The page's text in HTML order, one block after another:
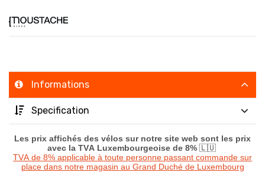
Informations
Specification
Les prix affichés des vélos sur notre site web sont les prix
avec la TVA Luxembourgeoise de 8% 🇱🇺
TVA de 8% applicable à toute personne passant commande sur
place dans notre magasin au Grand Duché de Luxembourg